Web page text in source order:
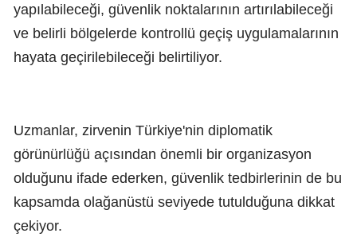
yapılabileceği, güvenlik noktalarının artırılabileceği
ve belirli bölgelerde kontrollü geçiş uygulamalarının
hayata geçirilebileceği belirtiliyor.
Uzmanlar, zirvenin Türkiye'nin diplomatik
görünürlüğü açısından önemli bir organizasyon
olduğunu ifade ederken, güvenlik tedbirlerinin de bu
kapsamda olağanüstü seviyede tutulduğuna dikkat
çekiyor.